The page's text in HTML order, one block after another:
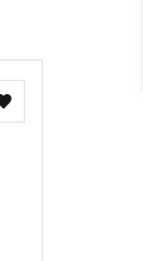
Toevoegen